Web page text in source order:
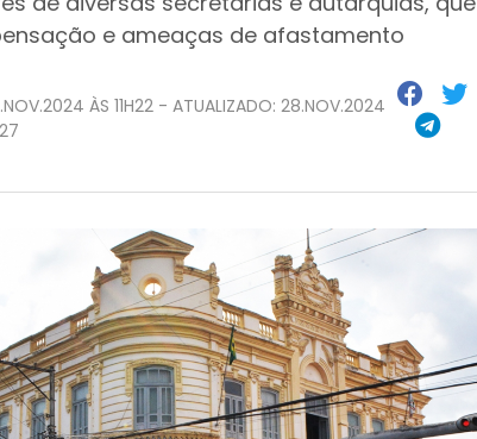
e ameaças de afastamento
ÀS 11H22 - ATUALIZADO: 28.NOV.2024